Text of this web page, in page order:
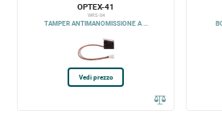
OPTEX-41
WRS-04
TAMPER ANTIMANOMISSIONE A ...
Vedi prezzo